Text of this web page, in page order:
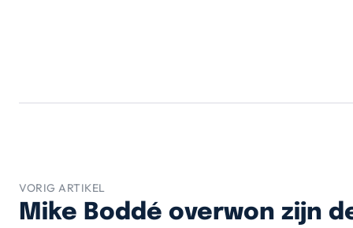
VORIG ARTIKEL
Mike Boddé overwon zijn